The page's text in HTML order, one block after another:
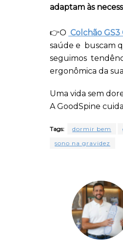
adaptam às
👉O Colchão
saúde e buscam
seguimos
ergonômica da
Uma vida sem
A GoodSpine
Tags: dormir bem
sono na gravidez